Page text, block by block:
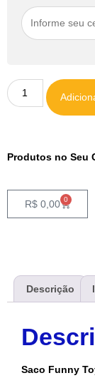
Produtos no Seu
R$ 0,00 0
Descrição
Saco Funny